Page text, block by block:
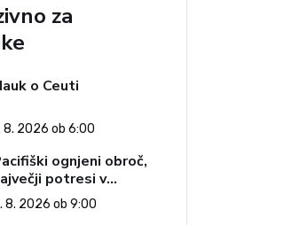
za
o Ceuti
8. 2026 ob 6:00
ognjeni obroč,
potresi v
in cena pozabe
8. 2026 ob 9:00